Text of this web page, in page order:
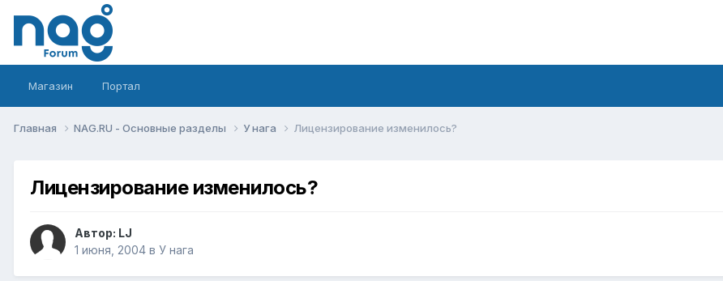
Магазин Портал
Главная NAG.RU - Основные разделы У нага Лицензирование изменилось?
Лицензирование изменилось?
Автор: LJ
1 июня, 2004 в У нага